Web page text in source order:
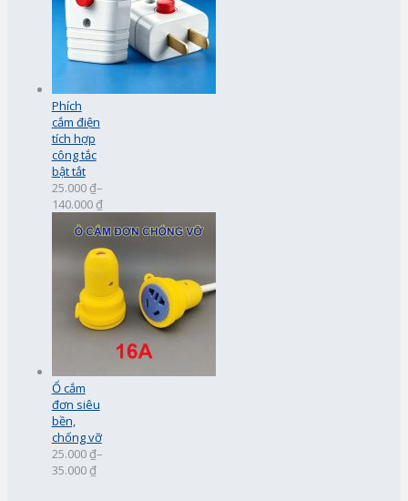
Phích
cắm điện
tích hợp
công tắc
bật tắt
25.000 ₫–
140.000 ₫
Ổ cắm
đơn siêu
bền,
chống vỡ
25.000 ₫–
35.000 ₫